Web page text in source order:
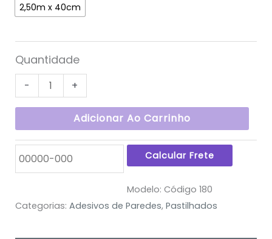
2,50m x 40cm
Quantidade
- +
Adicionar Ao Carrinho
Modelo:Código 180
Categorias: Adesivos de Paredes, Pastilhados